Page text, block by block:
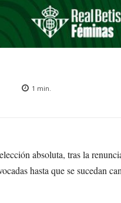
1 min.
absoluta, tras la
hasta que se sucedan